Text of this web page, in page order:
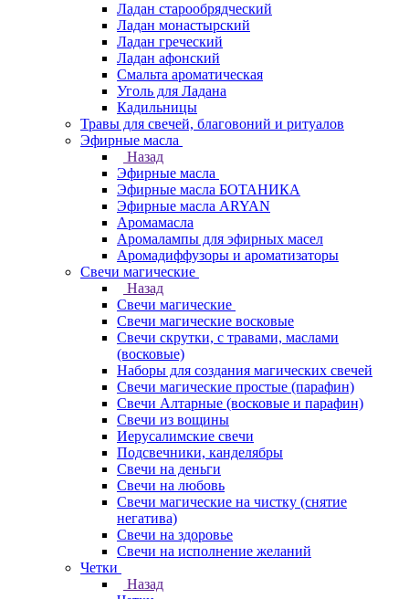
Ладан старообрядческий
Ладан монастырский
Ладан греческий
Ладан афонский
Смальта ароматическая
Уголь для Ладана
Кадильницы
Травы для свечей, благовоний и ритуалов
Эфирные масла
Назад
Эфирные масла
Эфирные масла БОТАНИКА
Эфирные масла ARYAN
Аромамасла
Аромалампы для эфирных масел
Аромадиффузоры и ароматизаторы
Свечи магические
Назад
Свечи магические
Свечи магические восковые
Свечи скрутки, с травами, маслами
(восковые)
Наборы для создания магических свечей
Свечи магические простые (парафин)
Свечи Алтарные (восковые и парафин)
Свечи из вощины
Иерусалимские свечи
Подсвечники, канделябры
Свечи на деньги
Свечи на любовь
Свечи магические на чистку (снятие
негатива)
Свечи на здоровье
Свечи на исполнение желаний
Четки
Назад